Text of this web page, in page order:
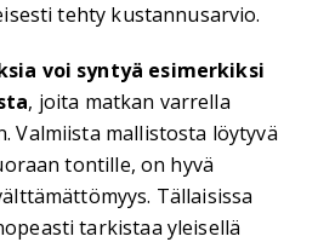
tehty kustannusarvio.
voi syntyä esimerkiksi
, joita matkan varrella
Valmiista mallistosta löytyvä
tontille, on hyvä
Tällaisissa
tarkistaa yleisellä